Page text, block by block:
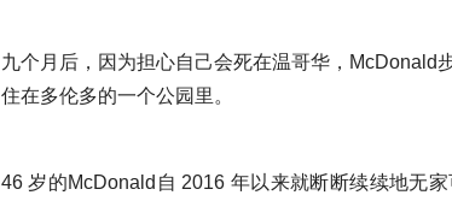
九个月后，因为担心自己会死在温哥华，McDonald
住在多伦多的一个公园里。
46 岁的McDonald自 2016 年以来就断断续续地无